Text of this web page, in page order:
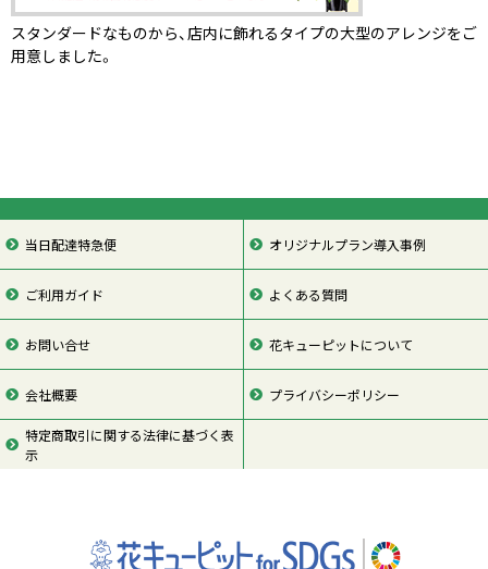
スタンダードなものから、店内に飾れるタイプの大型のアレンジをご
用意しました。
当日配達特急便 オリジナルプラン導入事例
ご利用ガイド よくある質問
お問い合せ 花キューピットについて
会社概要 プライバシーポリシー
特定商取引に関する法律に基づく表
示